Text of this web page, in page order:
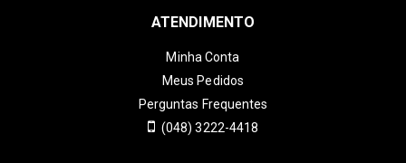
ATENDIMENTO
Minha Conta
Meus Pedidos
Perguntas Frequentes
(048) 3222-4418